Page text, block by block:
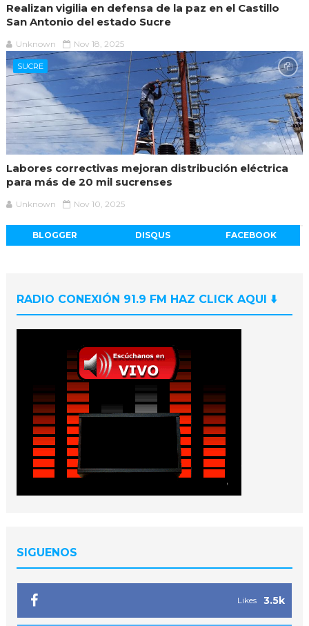
Realizan vigilia en defensa de la paz en el Castillo
San Antonio del estado Sucre
Unknown Nov 18, 2025
SUCRE
Labores correctivas mejoran distribución eléctrica
para más de 20 mil sucrenses
Unknown Nov 10, 2025
BLOGGER DISQUS FACEBOOK
RADIO CONEXIÓN 91.9 FM HAZ CLICK AQUI ⬇️
SIGUENOS
3.5k
Likes